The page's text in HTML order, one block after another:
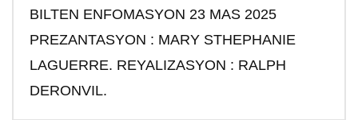
BILTEN ENFOMASYON 23 MAS 2025
PREZANTASYON : MARY STHEPHANIE
LAGUERRE. REYALIZASYON : RALPH
DERONVIL.